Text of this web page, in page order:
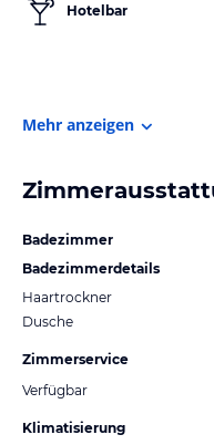
Hotelbar
Mehr anzeigen
Badezimmer
Badezimmerdetails
Haartrockner
Dusche
Zimmerservice
Verfügbar
Klimatisierung